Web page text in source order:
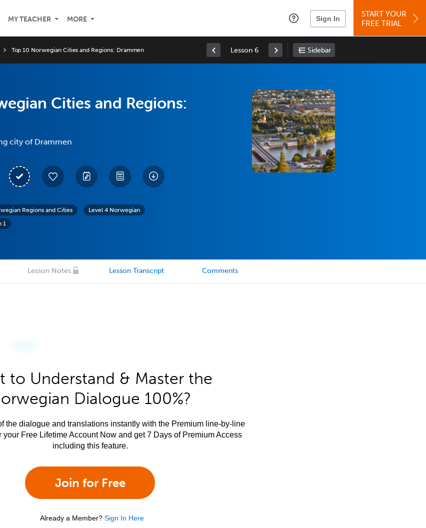
MY TEACHER MORE Sign In
START YOUR
FREE TRIAL
Top 10 Norwegian Cities and Regions: Drammen Lesson 6 Sidebar
Cities and Regions:
city of Drammen
Regions and Cities
Level 4 Norwegian
1
Lesson Notes Lesson Transcript Comments
to Understand & Master the
Dialogue 100%?
the dialogue and translations instantly with the Premium line-by-line
your Free Lifetime Account Now and get 7 Days of Premium Access
including this feature.
Join for Free
Already a Member? Sign In Here